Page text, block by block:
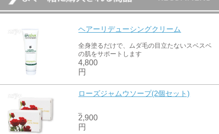
ヘアーリデューシングクリーム
全身塗るだけで、ムダ毛の目立たないスベスベ
の肌をサポートします
4,800
円
ローズジャムウソープ(2個セット)
2,900
円